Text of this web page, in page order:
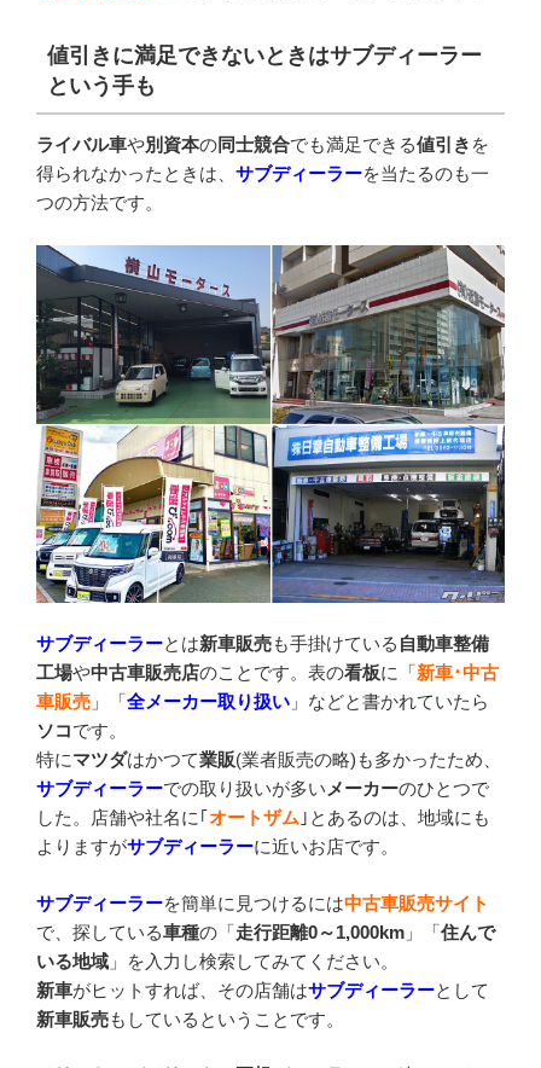
値引きに満足できないときはサブディーラー
という手も
ライバル車や別資本の同士競合でも満足できる値引き を
得られなかったときは、 サブディーラーを当たるのも一
つの方法です。
サブディーラーとは新車販売も手掛けている 自動車整備
工場や中古車販売店のことです。表の看板に「新車･中古
車販売 」「全メーカー取り扱い 」などと書かれていたら
ソコです。
特にマツダはかつて業販(業者販売の略)も多かったため、
サブディーラーでの取り扱いが多いメーカーのひとつで
した。店舗や社名に｢オートザム ｣とあるのは、地域にも
よりますがサブディーラーに近いお店です。
サブディーラーを簡単に見つけるには中古車販売サイト
で、探している車種の「走行距離0～1,000km 」「住んで
いる地域 」を入力し検索してみてください。
新車がヒットすれば、その店舗はサブディーラーとして
新車販売もしているということです。